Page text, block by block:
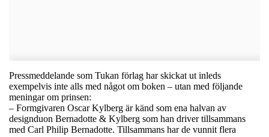
Pressmeddelande som Tukan förlag har skickat ut inleds
exempelvis inte alls med något om boken – utan med följande
meningar om prinsen:
– Formgivaren Oscar Kylberg är känd som ena halvan av
designduon Bernadotte & Kylberg som han driver tillsammans
med Carl Philip Bernadotte. Tillsammans har de vunnit flera